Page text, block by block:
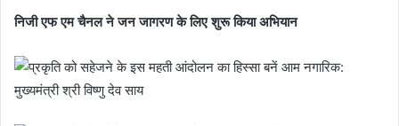
निजी एफ एम चैनल ने जन जागरण के लिए शुरू किया अभियान